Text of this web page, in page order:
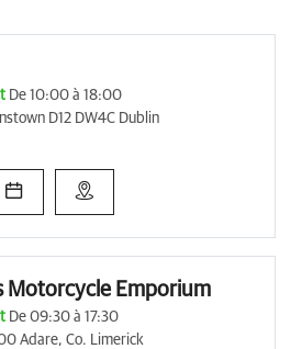
De 10:00 à 18:00
D12 DW4C Dublin
Motorcycle Emporium
De 09:30 à 17:30
Adare, Co. Limerick